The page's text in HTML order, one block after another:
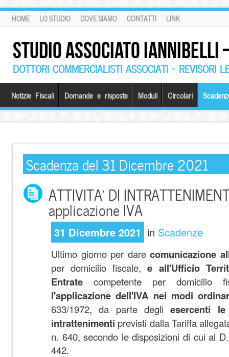
HOME LO STUDIO DOVE SIAMO CONTATTI LINK
STUDIO ASSOCIATO
DOTTORI COMMERCIALISTI ASSOCIATI – REVISORI
Notizie Fiscali Domande e risposte Moduli Circolari
Scadenza del 31 Dicembre 2021
ATTIVITA’ DI
applicazione IVA
31 Dicembre 2021 in Scadenze
Ultimo giorno per darecomunicazione
per domicilio fiscale,e all'Ufficio
Entrate competente per domicilio
l'applicazione dell'IVA nei modi
633/1972, da parte degliesercenti
intrattenimenti previsti dalla Tariffa
n. 640, secondo le disposizioni di cui al
442.